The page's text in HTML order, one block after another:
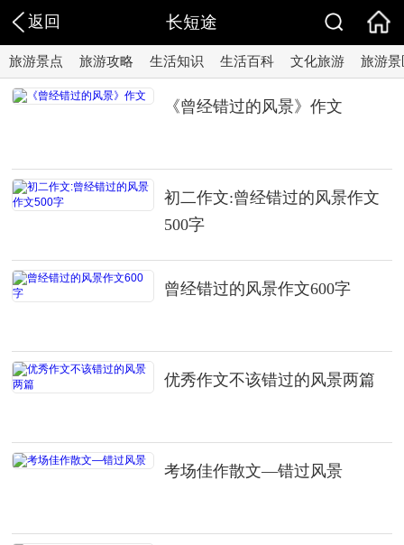
返回 长短途
旅游景点 旅游攻略 生活知识 生活百科 文化旅游 旅游景
《曾经错过的风景》作文
初二作文:曾经错过的风景作文
500字
曾经错过的风景作文600字
优秀作文不该错过的风景两篇
考场佳作散文—错过风景